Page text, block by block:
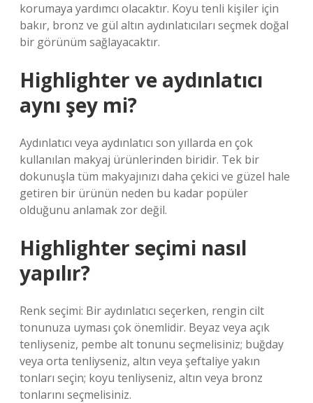
korumaya yardımcı olacaktır. Koyu tenli kişiler için
bakır, bronz ve gül altın aydınlatıcıları seçmek doğal
bir görünüm sağlayacaktır.
Highlighter ve aydınlatıcı
aynı şey mi?
Aydınlatıcı veya aydınlatıcı son yıllarda en çok
kullanılan makyaj ürünlerinden biridir. Tek bir
dokunuşla tüm makyajınızı daha çekici ve güzel hale
getiren bir ürünün neden bu kadar popüler
olduğunu anlamak zor değil.
Highlighter seçimi nasıl
yapılır?
Renk seçimi: Bir aydınlatıcı seçerken, rengin cilt
tonunuza uyması çok önemlidir. Beyaz veya açık
tenliyseniz, pembe alt tonunu seçmelisiniz; buğday
veya orta tenliyseniz, altın veya şeftaliye yakın
tonları seçin; koyu tenliyseniz, altın veya bronz
tonlarını seçmelisiniz.